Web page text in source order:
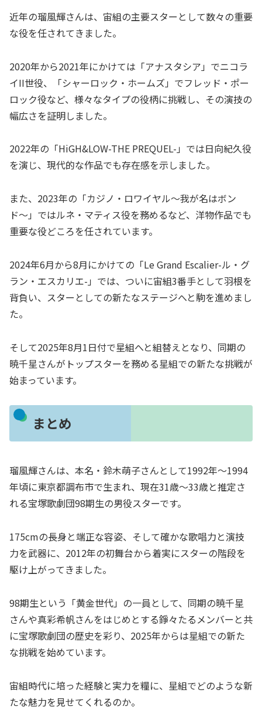
近年の瑠風輝さんは、宙組の主要スターとして数々の重要
な役を任されてきました。
2020年から2021年にかけては「アナスタシア」でニコラ
イII世役、「シャーロック・ホームズ」でフレッド・ポー
ロック役など、様々なタイプの役柄に挑戦し、その演技の
幅広さを証明しました。
2022年の「HiGH&LOW-THE PREQUEL-」では日向紀久役
を演じ、現代的な作品でも存在感を示しました。
また、2023年の「カジノ・ロワイヤル〜我が名はボン
ド〜」ではルネ・マティス役を務めるなど、洋物作品でも
重要な役どころを任されています。
2024年6月から8月にかけての「Le Grand Escalier-ル・グ
ラン・エスカリエ-」では、ついに宙組3番手として羽根を
背負い、スターとしての新たなステージへと駒を進めまし
た。
そして2025年8月1日付で星組へと組替えとなり、同期の
暁千星さんがトップスターを務める星組での新たな挑戦が
始まっています。
まとめ
瑠風輝さんは、本名・鈴木萌子さんとして1992年～1994
年頃に東京都調布市で生まれ、現在31歳～33歳と推定さ
れる宝塚歌劇団98期生の男役スターです。
175cmの長身と端正な容姿、そして確かな歌唱力と演技
力を武器に、2012年の初舞台から着実にスターの階段を
駆け上がってきました。
98期生という「黄金世代」の一員として、同期の暁千星
さんや真彩希帆さんをはじめとする錚々たるメンバーと共
に宝塚歌劇団の歴史を彩り、2025年からは星組での新た
な挑戦を始めています。
宙組時代に培った経験と実力を糧に、星組でどのような新
たな魅力を見せてくれるのか。